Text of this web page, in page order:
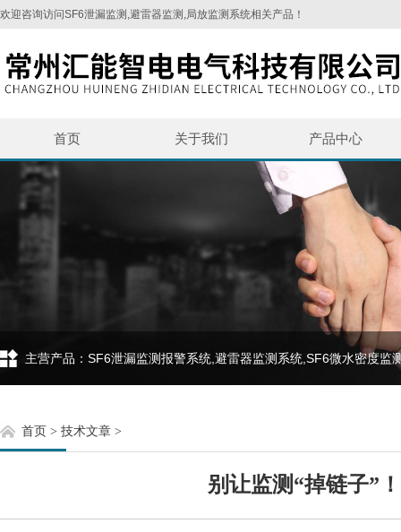
欢迎咨询访问SF6泄漏监测,避雷器监测,局放监测系统相关产品！
首页 关于我们 产品中心
首页 > 技术文章 >
别让监测“掉链子”